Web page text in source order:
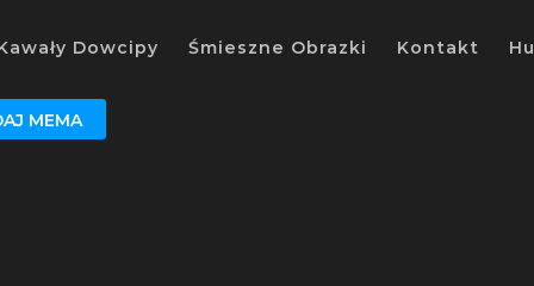
Dowcipy Śmieszne Obrazki Kontakt
MEMA